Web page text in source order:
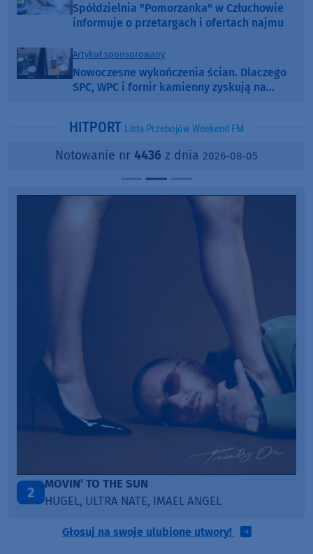
Spółdzielnia "Pomorzanka" w Człuchowie
informuje o przetargach i ofertach najmu
Artykuł sponsorowany
Nowoczesne wykończenia ścian. Dlaczego
SPC, WPC i fornir kamienny zyskują na
HITPORT Lista Przebojów Weekend FM
Notowanie nr 4436 z dnia 2026-08-05
2
MOVIN’ TO THE SUN
HUGEL, ULTRA NATE, IMAEL ANGEL
Głosuj na swoje ulubione utwory!